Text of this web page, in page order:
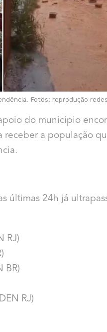
Fotos: reprodução
do município
a população
últimas 24h já
RJ)
BR)
RJ)